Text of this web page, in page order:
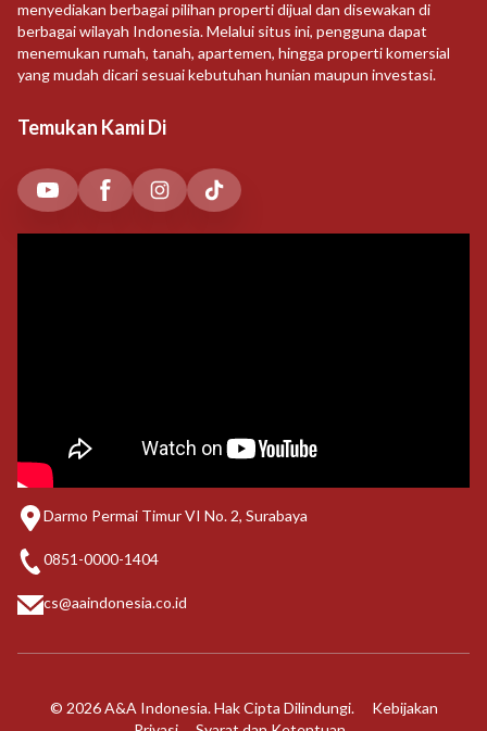
menyediakan berbagai pilihan properti dijual dan disewakan di
berbagai wilayah Indonesia. Melalui situs ini, pengguna dapat
menemukan rumah, tanah, apartemen, hingga properti komersial
yang mudah dicari sesuai kebutuhan hunian maupun investasi.
Temukan Kami Di
Darmo Permai Timur VI No. 2, Surabaya
0851-0000-1404
cs@aaindonesia.co.id
© 2026 A&A Indonesia. Hak Cipta Dilindungi.
Kebijakan